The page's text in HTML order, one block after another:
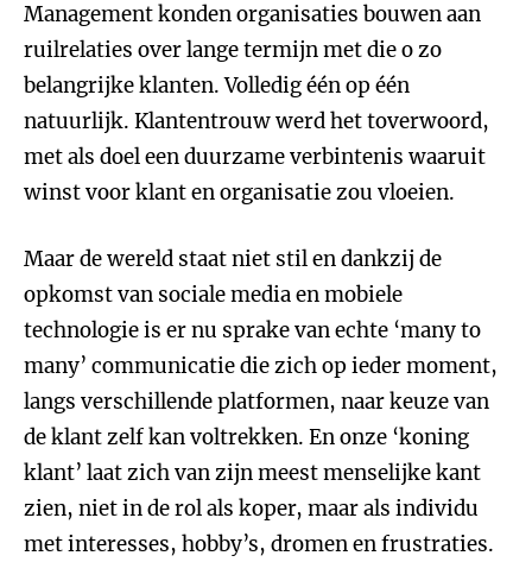
Management konden organisaties bouwen aan
ruilrelaties over lange termijn met die o zo
belangrijke klanten. Volledig één op één
natuurlijk. Klantentrouw werd het toverwoord,
met als doel een duurzame verbintenis waaruit
winst voor klant en organisatie zou vloeien.
Maar de wereld staat niet stil en dankzij de
opkomst van sociale media en mobiele
technologie is er nu sprake van echte ‘many to
many’ communicatie die zich op ieder moment,
langs verschillende platformen, naar keuze van
de klant zelf kan voltrekken. En onze ‘koning
klant’ laat zich van zijn meest menselijke kant
zien, niet in de rol als koper, maar als individu
met interesses, hobby’s, dromen en frustraties.